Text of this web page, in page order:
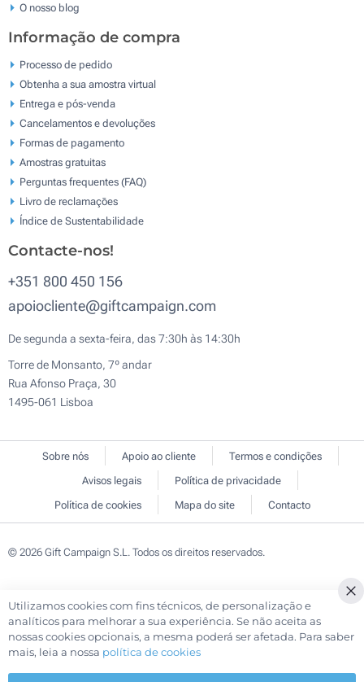
O nosso blog
Informação de compra
Processo de pedido
Obtenha a sua amostra virtual
Entrega e pós-venda
Cancelamentos e devoluções
Formas de pagamento
Amostras gratuitas
Perguntas frequentes (FAQ)
Livro de reclamaçōes
Índice de Sustentabilidade
Contacte-nos!
+351 800 450 156
apoiocliente@giftcampaign.com
De segunda a sexta-feira, das 7:30h às 14:30h
Torre de Monsanto, 7º andar
Rua Afonso Praça, 30
1495-061 Lisboa
Sobre nós Apoio ao cliente
Termos e condições
Avisos legais
Política de privacidade
Política de cookies
Mapa do site Contacto
© 2026 Gift Campaign S.L. Todos os direitos reservados.
Utilizamos cookies com fins técnicos, de personalização e
analíticos para melhorar a sua experiência. Se não aceita as
nossas cookies opcionais, a mesma poderá ser afetada. Para saber
mais, leia a nossa política de cookies